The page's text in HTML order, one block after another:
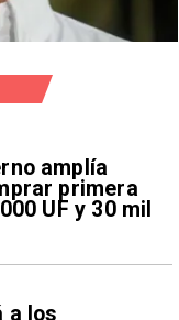
amplía
primera
UF y 30 mil
a los